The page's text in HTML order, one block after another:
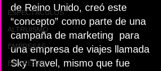
ESPECTÁCULOS
ALTRUISMO
EMPRESAS
EMPRESAS
de Reino Unido, creó este
“concepto” como parte de una
campaña de marketing  para
una empresa de viajes llamada
Sky Travel, mismo que fue